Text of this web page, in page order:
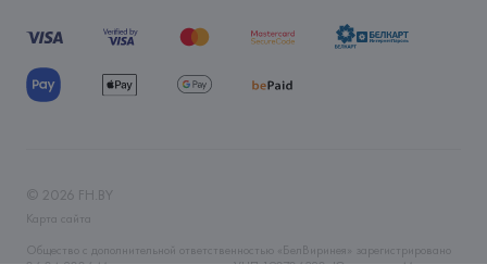
© 2026 FH.BY
Карта сайта
Общество с дополнительной ответственностью «БелВиринея» зарегистрировано
06.04.2006 Минским горисполкомом. УНП 190706320. Юр.адрес: г. Минск, ул.